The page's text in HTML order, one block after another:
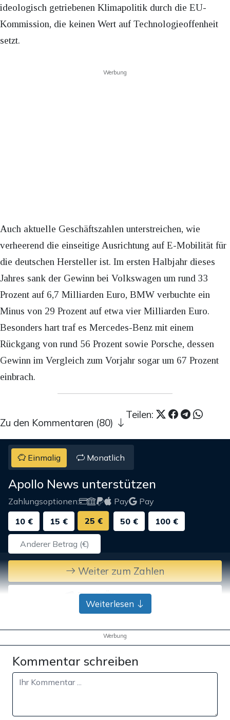
ideologisch getriebenen Klimapolitik durch die EU-
Kommission, die keinen Wert auf Technologieoffenheit
setzt.
Werbung
Auch aktuelle Geschäftszahlen unterstreichen, wie
verheerend die einseitige Ausrichtung auf E-Mobilität für
die deutschen Hersteller ist. Im ersten Halbjahr dieses
Jahres sank der Gewinn bei Volkswagen um rund 33
Prozent auf 6,7 Milliarden Euro, BMW verbuchte ein
Minus von 29 Prozent auf etwa vier Milliarden Euro.
Besonders hart traf es Mercedes-Benz mit einem
Rückgang von rund 56 Prozent sowie Porsche, dessen
Gewinn im Vergleich zum Vorjahr sogar um 67 Prozent
einbrach.
Teilen:
Zu den Kommentaren (80)
Einmalig Monatlich
Apollo News unterstützen
Zahlungsoptionen: Pay
Pay
10 €
15 € 25 € 50 € 100 €
Weiter zum Zahlen
Bank-Überweisung
Weiterlesen
Werbung
Kommentar schreiben